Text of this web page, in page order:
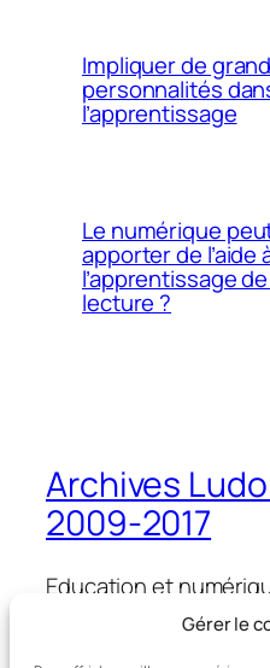
Gérer le
Impliquer de
personnalités
l’apprentissage
Le numérique
apporter de l’aide
l’apprentissage
lecture ?
Archives
2009-2017
Education et
d'Apprentissage, e-